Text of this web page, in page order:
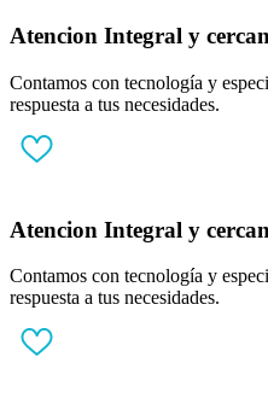
Atencion Integral y
Contamos con tecnología y
respuesta a tus necesidades.
Atencion Integral y
Contamos con tecnología y
respuesta a tus necesidades.